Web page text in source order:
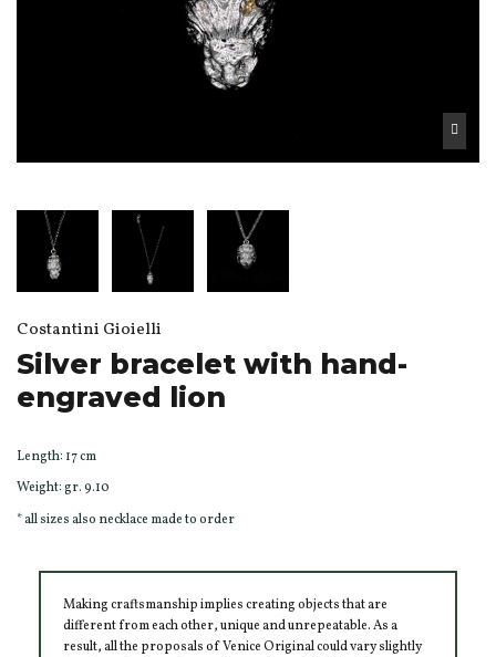
Costantini Gioielli
Silver bracelet with hand-
engraved lion
Length: 17 cm
Weight: gr. 9.10
* all sizes also necklace made to order
Making craftsmanship implies creating objects that are
different from each other, unique and unrepeatable. As a
result, all the proposals of Venice Original could vary slightly